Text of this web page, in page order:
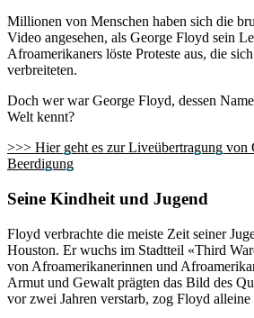
Millionen von Menschen haben sich die
Video angesehen, als George Floyd sein
Afroamerikaners löste Proteste aus, die
verbreiteten.
Doch wer war George Floyd, dessen
Welt kennt?
>>> Hier geht es zur Liveübertragung von
Beerdigung
Seine Kindheit und Jugend
Floyd verbrachte die meiste Zeit seiner
Houston. Er wuchs im Stadtteil «Third
von Afroamerikanerinnen und
Armut und Gewalt prägten das Bild des
vor zwei Jahren verstarb, zog Floyd alleine